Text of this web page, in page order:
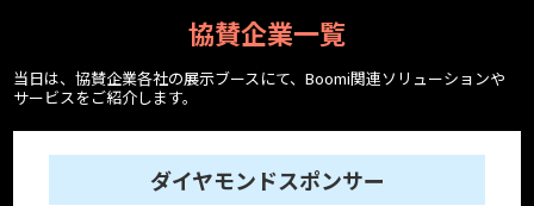
協賛企業一覧
当日は、協賛企業各社の展示ブースにて、Boomi関連ソリューションや
サービスをご紹介します。
ダイヤモンドスポンサー